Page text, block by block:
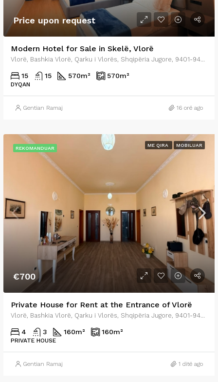
Price upon request
Modern Hotel for Sale in Skelë, Vlorë
15 15 570m² 570m²
DYQAN
Gentian Ramaj 16 orë ago
REKOMANDUAR
ME QIRA MOBILUAR
€700
Private House for Rent at the Entrance of Vlorë
Vlorë, Bashkia Vlorë, Qarku i Vlorës, Shqipëria Jugore, 9401-9403, Shqipëria
4 3 160m² 160m²
PRIVATE HOUSE
Gentian Ramaj 1 ditë ago